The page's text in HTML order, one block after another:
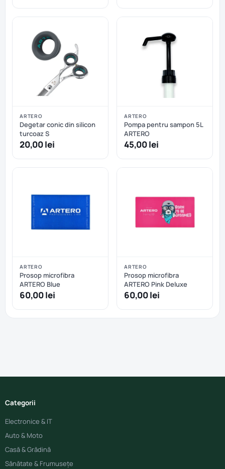
ARTERO
Degetar conic din silicon
turcoaz S
20,00 lei
ARTERO
Pompa pentru sampon 5L
ARTERO
45,00 lei
ARTERO
Prosop microfibra
ARTERO Blue
60,00 lei
ARTERO
Prosop microfibra
ARTERO Pink Deluxe
60,00 lei
Categorii
Electronice & IT
Auto & Moto
Casă & Grădină
Sănătate & Frumusețe